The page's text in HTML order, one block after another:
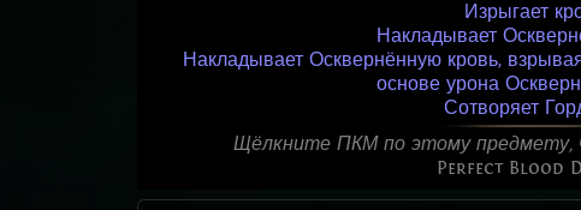
Изрыгает
Накладывает
Накладывает Осквернённую кровь,
основе урона
Сотворяет
Щёлкните ПКМ по этому предмету,
Perfect Blood